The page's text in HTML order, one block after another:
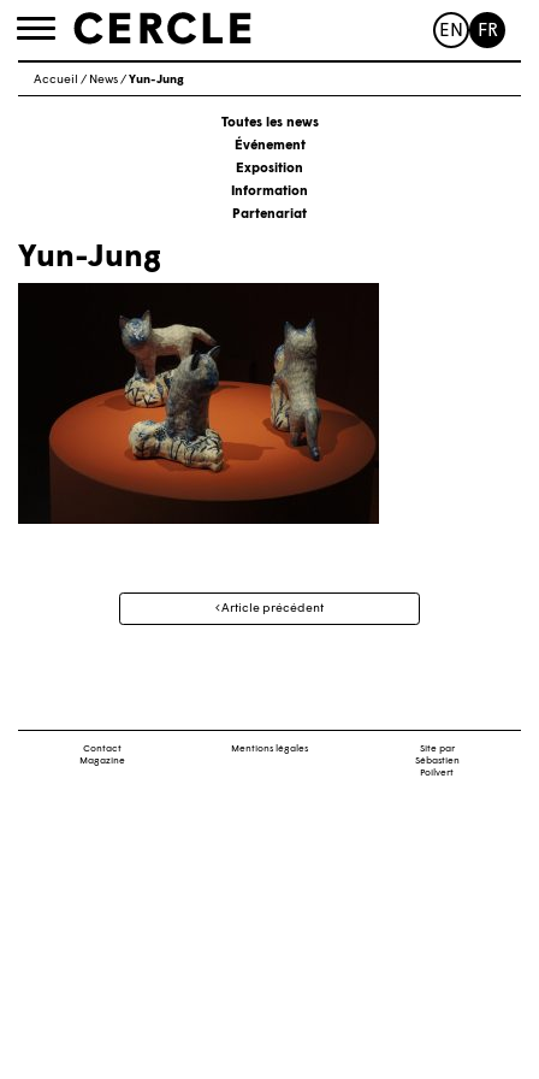
Toggle
EN FR
Accueil / News/Yun-Jung
Toutes les news
Événement
Exposition
Information
Partenariat
Yun-Jung
Navigation
Article précédent
Contact
Magazine
Mentions légales
Site par
Sébastien
Poilvert